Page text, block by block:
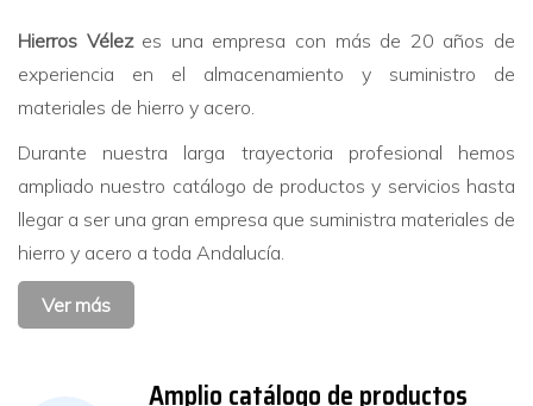
Hierros Vélezes una empresa con más de 20 años de
experiencia en el almacenamiento y suministro de
materiales de hierro y acero.
Durante nuestra larga trayectoria profesional hemos
ampliado nuestro catálogo de productos y servicios hasta
llegar a ser una gran empresa que suministra materiales de
hierro y acero a toda Andalucía.
Ver más
Amplio catálogo de productos